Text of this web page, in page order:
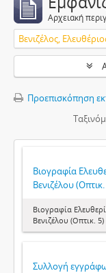
Αρχειακή
Βενιζέλος,
Προεπισκόπηση
Βιογραφία
Βενιζέλου
Βιογραφία
Βενιζέλου (Οπτικ. 5)
Συλλογή